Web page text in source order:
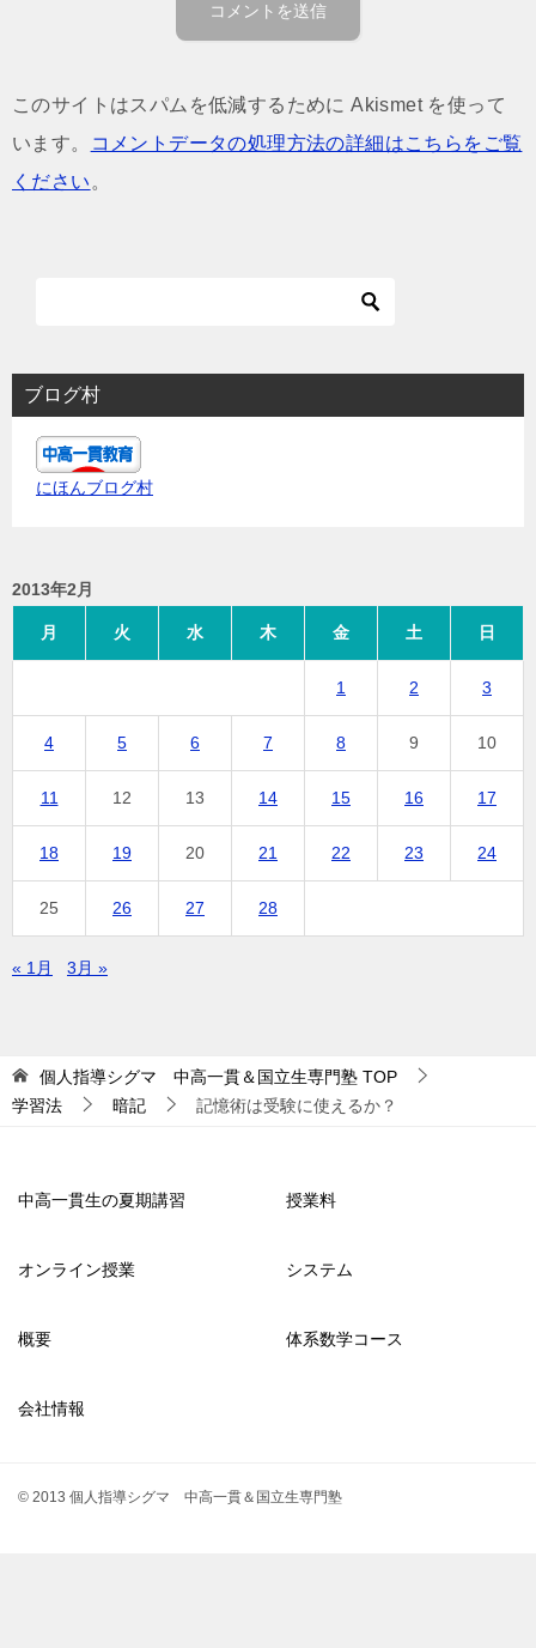
このサイトはスパムを低減するために Akismet を使って
います。
コメントデータの処理方法の詳細はこちらをご覧
ください 。
ブログ村
にほんブログ村
2013年2月
月 火 水 木 金 土 日
1 2 3
4 5 6 7 8 9 10
11 12 13 14 15 16 17
18 19 20 21 22 23 24
25 26 27 28
« 1月 3月 »
個人指導シグマ 中高一貫＆国立生専門塾 TOP
学習法
暗記 記憶術は受験に使えるか？
中高一貫生の夏期講習 授業料
オンライン授業 システム
概要 体系数学コース
会社情報
© 2013 個人指導シグマ 中高一貫＆国立生専門塾